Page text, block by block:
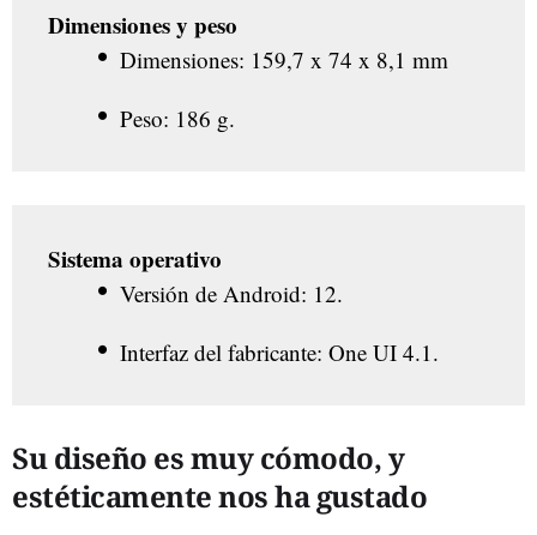
Dimensiones y peso
Dimensiones: 159,7 x 74 x 8,1 mm
Peso: 186 g.
Sistema operativo
Versión de Android: 12.
Interfaz del fabricante: One UI 4.1.
Su diseño es muy cómodo, y
estéticamente nos ha gustado